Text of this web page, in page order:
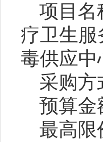
项目名
疗卫生服
毒供应
采购方
预算金
最高限